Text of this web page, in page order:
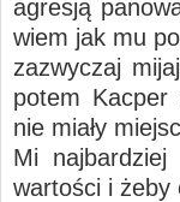
agresją
wiem jak mu
zazwyczaj
potem
nie miały
Mi najbardziej
wartości i żeby